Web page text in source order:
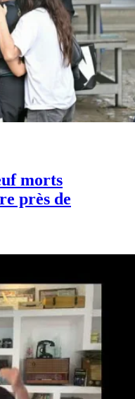
morts
près de